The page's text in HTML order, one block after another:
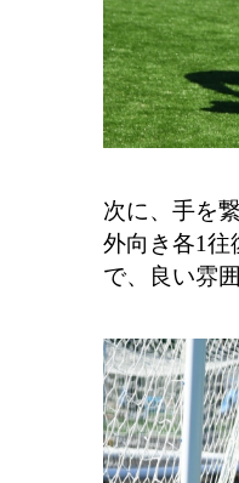
次に、手を
外向き各1往
で、良い雰